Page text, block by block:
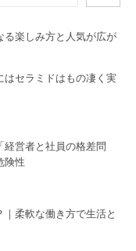
楽しみ方と人気が広が
はセラミドはもの凄く実
営者と社員の格差問
険性
柔軟な働き方で生活と